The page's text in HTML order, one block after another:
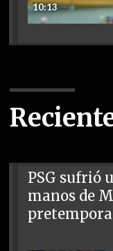
10:13
PSG sufrió
manos de